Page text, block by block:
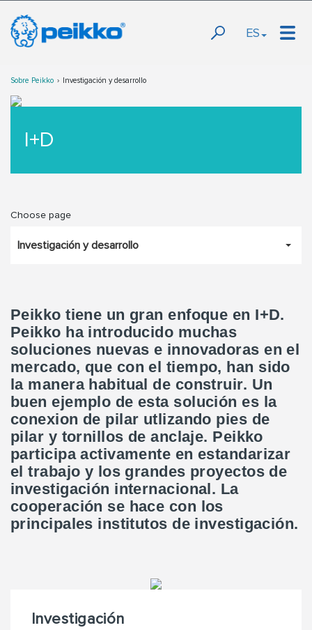
ES
Sobre Peikko Investigación y desarrollo
I+D
Choose page
Investigación y desarrollo
Peikko tiene un gran enfoque en I+D.
Peikko ha introducido muchas
soluciones nuevas e innovadoras en el
mercado, que con el tiempo, han sido
la manera habitual de construir. Un
buen ejemplo de esta solución es la
conexion de pilar utlizando pies de
pilar y tornillos de anclaje. Peikko
participa activamente en estandarizar
el trabajo y los grandes proyectos de
investigación internacional. La
cooperación se hace con los
principales institutos de investigación.
Investigación